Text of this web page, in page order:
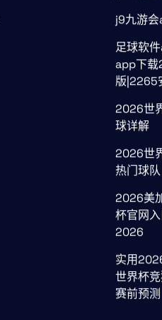
j9九游
足球软
app下
版|2265
2026世
球详解
2026世
热门球
2026美
杯官网
2026
实用
世界杯
赛前预测